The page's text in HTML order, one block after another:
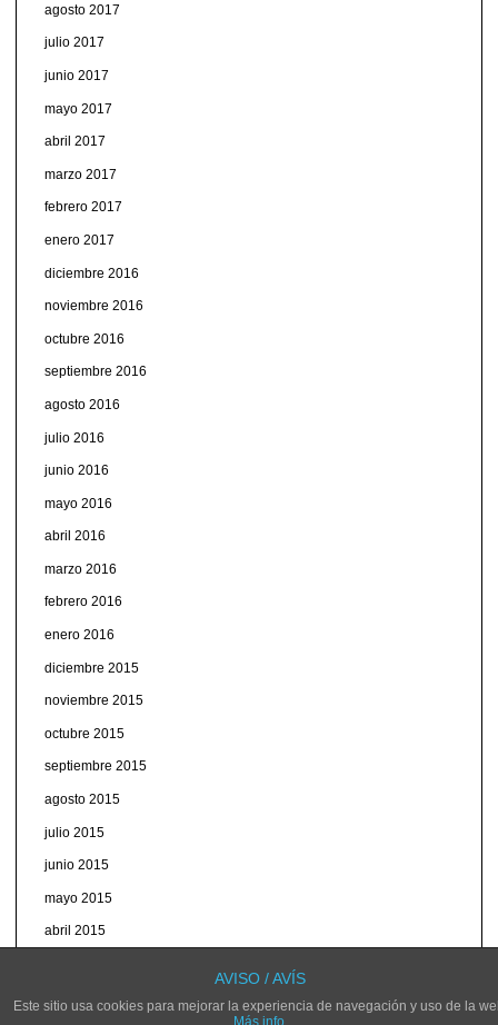
agosto 2017
julio 2017
junio 2017
mayo 2017
abril 2017
marzo 2017
febrero 2017
enero 2017
diciembre 2016
noviembre 2016
octubre 2016
septiembre 2016
agosto 2016
julio 2016
junio 2016
mayo 2016
abril 2016
marzo 2016
febrero 2016
enero 2016
diciembre 2015
noviembre 2015
octubre 2015
septiembre 2015
agosto 2015
julio 2015
junio 2015
mayo 2015
abril 2015
AVISO / AVÍS
Este sitio usa cookies para mejorar la experiencia de navegación y uso de la
Más info.